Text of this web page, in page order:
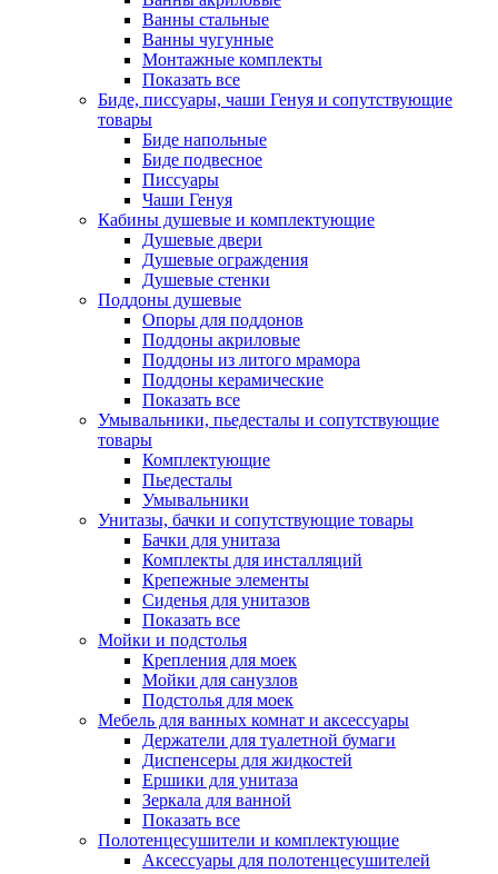
Ванны стальные
Ванны чугунные
Монтажные комплекты
Показать все
Биде, писсуары, чаши Генуя и сопутствующие
товары
Биде напольные
Биде подвесное
Писсуары
Чаши Генуя
Кабины душевые и комплектующие
Душевые двери
Душевые ограждения
Душевые стенки
Поддоны душевые
Опоры для поддонов
Поддоны акриловые
Поддоны из литого мрамора
Поддоны керамические
Показать все
Умывальники, пьедесталы и сопутствующие
товары
Комплектующие
Пьедесталы
Умывальники
Унитазы, бачки и сопутствующие товары
Бачки для унитаза
Комплекты для инсталляций
Крепежные элементы
Сиденья для унитазов
Показать все
Мойки и подстолья
Крепления для моек
Мойки для санузлов
Подстолья для моек
Мебель для ванных комнат и аксессуары
Держатели для туалетной бумаги
Диспенсеры для жидкостей
Ершики для унитаза
Зеркала для ванной
Показать все
Полотенцесушители и комплектующие
Аксессуары для полотенцесушителей